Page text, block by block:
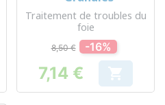
Traitement de troubles du
foie
8,50 € -16%
7,14 € 